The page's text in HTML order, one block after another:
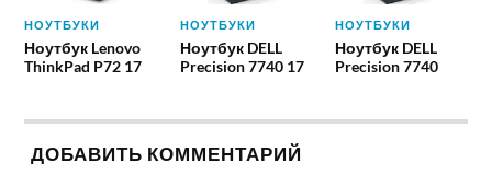
НОУТБУКИ
Ноутбук Lenovo
ThinkPad P72 17
НОУТБУКИ
Ноутбук DELL
Precision 7740 17
НОУТБУКИ
Ноутбук DELL
Precision 7740
ДОБАВИТЬ КОММЕНТАРИЙ